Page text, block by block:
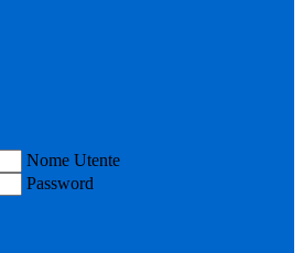
Nome Utente
Password